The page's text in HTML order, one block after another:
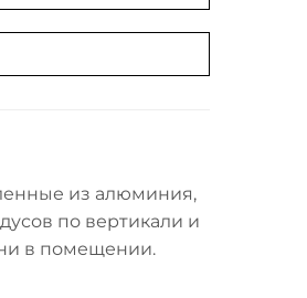
из алюминия,
по вертикали и
в помещении.